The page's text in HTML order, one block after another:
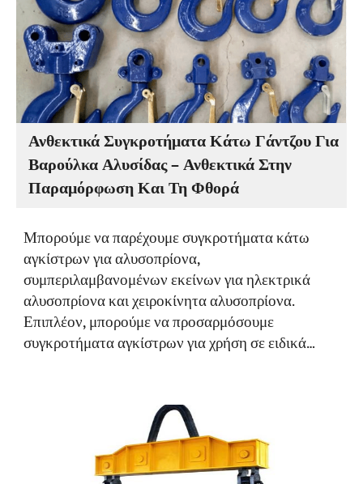
Ανθεκτικά Συγκροτήματα Κάτω Γάντζου Για
Βαρούλκα Αλυσίδας – Ανθεκτικά Στην
Παραμόρφωση Και Τη Φθορά
Μπορούμε να παρέχουμε συγκροτήματα κάτω
αγκίστρων για αλυσοπρίονα,
συμπεριλαμβανομένων εκείνων για ηλεκτρικά
αλυσοπρίονα και χειροκίνητα αλυσοπρίονα.
Επιπλέον, μπορούμε να προσαρμόσουμε
συγκροτήματα αγκίστρων για χρήση σε ειδικά